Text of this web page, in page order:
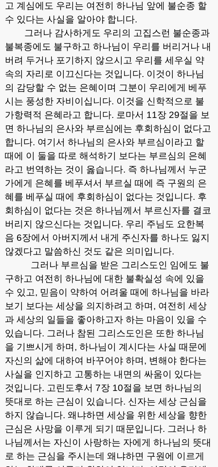
고 계심에도 우리는 여전히 하나님 앞에 불순종 할
수 있다는 사실을 알아야 합니다.
그러나 감사하게도 우리의 고집스런 불순종과
불복종에도 불구하고 하나님이 우리를 버리거나 내
버려 두거나 포기하지 않으시고 우리를 세우실 약
속의 자리로 이끄신다는 것입니다. 이것이 하나님
의 감당할 수 없는 은혜이며 그분이 우리에게 베푸
시는 풍성한 자비이십니다. 이것을 신학적으로 불
가항력적 은혜라고 합니다. 로마서 11장 29절을 보
면 하나님의 은사와 부르심에는 후회하심이 없다고
합니다. 여기서 하나님의 은사와 부르심이라고 할
때에 이 둘을 따로 해석하기 보다는 부르심의 은혜
라고 번역하는 것이 옳습니다. 즉 하나님께서 누군
가에게 은혜를 베푸셔서 부르실 때에 즉 구원의 은
혜를 베푸실 때에 후회하심이 없다는 것입니다. 후
회하심이 없다는 것은 하나님께서 부르신자를 결코
버리지 않으신다는 것입니다. 우리 주님도 요한복
음 6장에서 아버지께서 내게 주신자를 하나도 잃지
않겠다고 말씀하신 것도 같은 의미입니다.
그러나 부르심을 받은 그리스도인 임에도 불
구하고 여전히 하나님에 대한 불확실성 속에 있을
수 있고, 믿음이 약하여 어려울 때에 하나님을 바라
보기 보다는 세상을 의지하려고 하며 , 여전히 세상
과 세상의 일들을 좋아하고자 하는 마음이 있을 수
있습니다. 그러나 참된 그리스도인은 또한 하나님
을 기쁘시게 하며 , 하나님이 계시다는 사실 때문에
자신의 삶에 대하여 바꾸어야 하며 , 변해야 한다는
사실을 인지하고 고통하는 내면의 싸움이 있다는
것입니다. 고린도후서 7장 10절을 보면 하나님의
뜻대로 하는 근심이 있습니다. 신자는 세상 근심을
하지 않습니다. 왜냐하면 세상을 위한 세상을 향한
근심은 사망을 이루게 되기 때문입니다. 그러나 하
나님께서는 자신이 사랑하는 자에게 하나님의 뜻대
로 하는 근심을 주시는데 왜냐하면 구원에 이르게